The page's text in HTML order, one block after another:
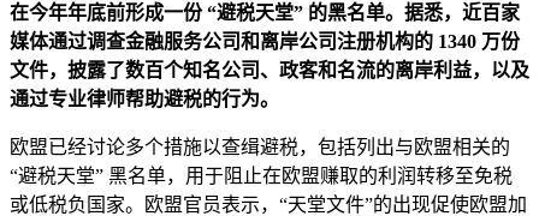
在今年年底前形成一份 “避税天堂” 的黑名单。据悉，近百家
媒体通过调查金融服务公司和离岸公司注册机构的 1340 万份
文件，披露了数百个知名公司、政客和名流的离岸利益，以及
通过专业律师帮助避税的行为。
欧盟已经讨论多个措施以查缉避税，包括列出与欧盟相关的
“避税天堂” 黑名单，用于阻止在欧盟赚取的利润转移至免税
或低税负国家。欧盟官员表示，“天堂文件”的出现促使欧盟加